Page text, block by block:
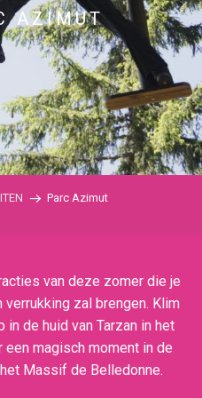
AZIMUT
Parc Azimut
van deze zomer die je
zal brengen. Klim
de huid van Tarzan in het
een magisch moment in de
Massif de Belledonne.